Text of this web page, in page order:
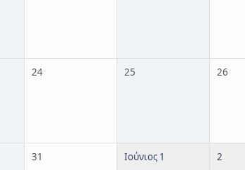
24 25 26
31 Ιούνιος 1 2